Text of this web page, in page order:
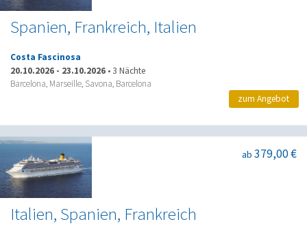
Spanien, Frankreich, Italien
Costa Fascinosa
20.10.2026 - 23.10.2026 • 3 Nächte
Barcelona, Marseille, Savona, Barcelona
zum Angebot
Italien, Spanien, Frankreich
ab 379,00 €